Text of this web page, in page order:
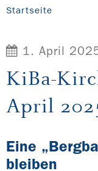
Startseite
1. April
KiBa-
April
Eine
bleiben